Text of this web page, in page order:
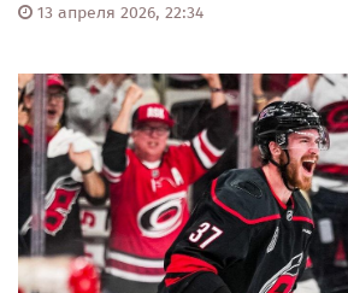
13 апреля 2026, 22:34